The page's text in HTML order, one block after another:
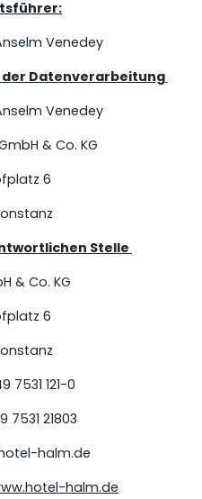
Venedey
Datenverarbeitung
Venedey
& Co. KG
6
Stelle
& Co. KG
6
7531 121-0
7531 21803
halm.de
halm.de